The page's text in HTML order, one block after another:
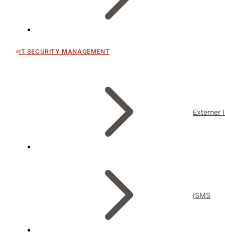
IT SECURITY MANAGEMENT
Externer
ISMS